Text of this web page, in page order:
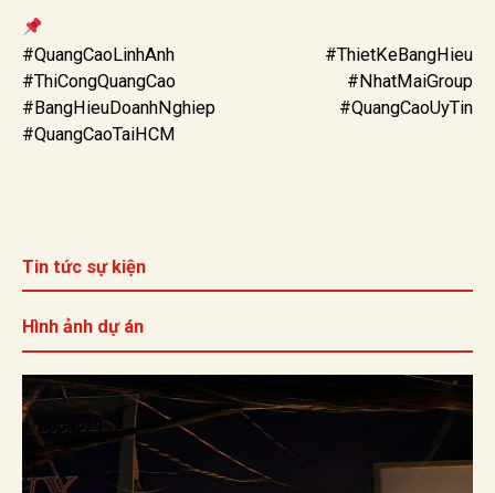
#QuangCaoLinhAnh #ThietKeBangHieu
#ThiCongQuangCao #NhatMaiGroup
#BangHieuDoanhNghiep #QuangCaoUyTin
#QuangCaoTaiHCM
Tin tức sự kiện
Hình ảnh dự án